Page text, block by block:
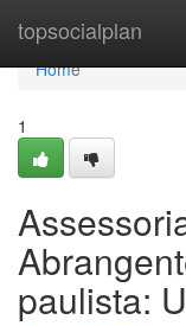
topsocialplan
Home
Home
1
paulista: